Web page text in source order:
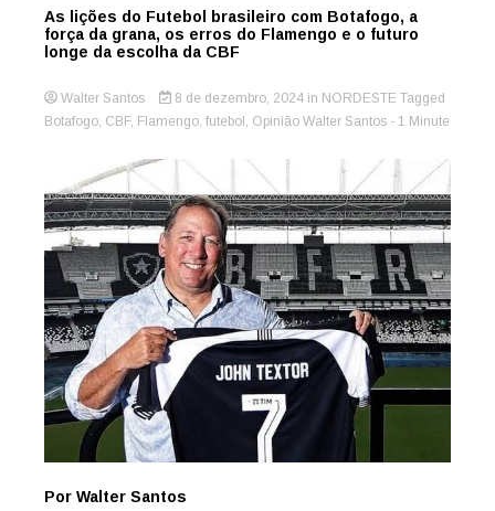
As lições do Futebol brasileiro com Botafogo, a
força da grana, os erros do Flamengo e o futuro
longe da escolha da CBF
Walter Santos 8 de dezembro, 2024 in NORDESTE Tagged
Botafogo CBF, Flamengo futebol Opinião Walter Santos - 1 Minute
Por Walter Santos